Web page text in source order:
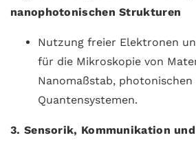
nanophotonischen Strukturen
Nutzung freier Elektronen
für die Mikroskopie von
Nanomaßstab,
Quantensystemen.
3. Sensorik, Kommunikation